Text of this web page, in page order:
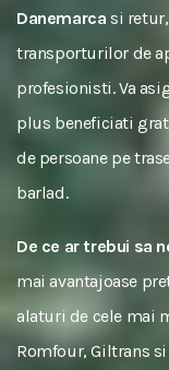
Danemarca si
transporturilor de
profesionisti. Va
plus beneficiati
de persoane pe
barlad.
De ce ar trebui sa
mai avantajoase
alaturi de cele mai
Romfour, Giltrans